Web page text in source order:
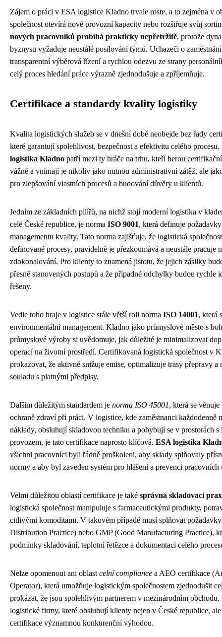
Zájem o práci v ESA logistice Kladno trvale roste, a to zejména v
společnost otevírá nové provozní kapacity nebo rozšiřuje svůj
nových pracovníků probíhá prakticky nepřetržitě, protože
byznysu vyžaduje neustálé posilování týmů. Uchazeči o
transparentní výběrová řízení a rychlou odezvu ze strany
celý proces hledání práce výrazně zjednodušuje a zpříjemňuje.
Certifikace a standardy kvality logistiky
Kvalita logistických služeb se v dnešní době neobejde bez řady
které garantují spolehlivost, bezpečnost a efektivitu celého
logistika Kladno patří mezi ty hráče na trhu, kteří berou
vážně a vnímají je nikoliv jako nutnou administrativní zátěž, ale
pro zlepšování vlastních procesů a budování důvěry u klientů.
Jedním ze základních pilířů, na nichž stojí moderní logistika v
celé České republice, je norma ISO 9001, která definuje
managementu kvality. Tato norma zajišťuje, že logistická
definované procesy, pravidelně je přezkoumává a neustále pracuje
zdokonalování. Pro klienty to znamená jistotu, že jejich zásilky
přesně stanovených postupů a že případné odchylky budou rychle
řešeny.
Vedle toho hraje v logistice stále větší roli norma ISO 14001, která
environmentální management. Kladno jako průmyslové město s
průmyslové výroby si uvědomuje, jak důležité je minimalizovat
operací na životní prostředí. Certifikovaná logistická společnost v
prokazovat, že aktivně snižuje emise, optimalizuje trasy přepravy a
souladu s platnými předpisy.
Dalším důležitým standardem je norma ISO 45001, která se věnuje
ochraně zdraví při práci. V logistice, kde zaměstnanci každodenně
náklady, obsluhují skladovou techniku a pohybují se v prostorách
provozem, je tato certifikace naprosto klíčová. ESA logistika
všichni pracovníci byli řádně proškoleni, aby sklady splňovaly
normy a aby byl zaveden systém pro hlášení a prevenci pracovních
Velmi důležitou oblastí certifikace je také správná skladovací
logistická společnost manipuluje s farmaceutickými produkty,
citlivými komoditami. V takovém případě musí splňovat
Distribution Practice) nebo GMP (Good Manufacturing Practice),
podmínky skladování, teplotní řetězce a dokumentaci celého
Nelze opomenout ani oblast celní compliance a AEO certifikace
Operator), která umožňuje logistickým společnostem zjednodušit
prokázat, že jsou spolehlivým partnerem v mezinárodním obchodu.
logistické firmy, které obsluhují klienty nejen v České republice,
certifikace významnou konkurenční výhodou.